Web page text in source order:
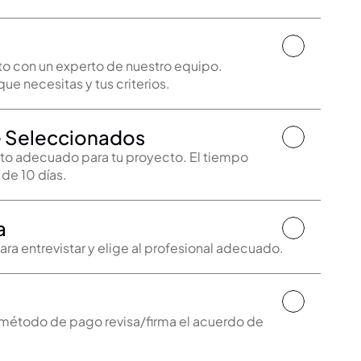
con un experto de nuestro equipo.
adecuado para tu proyecto. El tiempo
10 días.
de pago revisa/firma el acuerdo de